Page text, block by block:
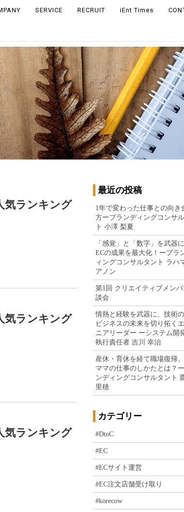
SERVICE RECRUIT iEnt Times
気ランキング
気ランキング
気ランキング
最近の投稿
1年で変わった仕事との向き
方ーブランディングコンサ
ト 小澤 梨夏
「感覚」と「数字」を武器に
ECの成果を最大化！ーブラ
ィングコンサルタント ラハ
アノン
第1回 クリエイティブメンバ
談会
情熱と経験を武器に、技術
ビジネスの未来を切り拓く
ニアリーダー ーシステム開
執行責任者 吉川 幸治
産休・育休を経て職場復帰。
ママの仕事のしかたとは？
ンディングコンサルタント
里穂
カテゴリー
#DtoC
#EC
#ECサイト運営
#EC注文店舗受け取り
#korecow